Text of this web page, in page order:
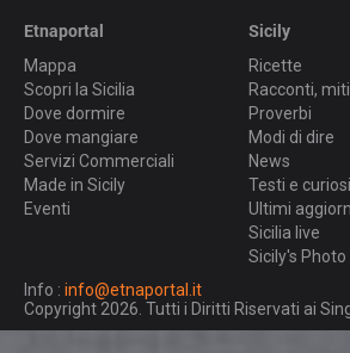
Etnaportal
Mappa
Scopri la Sicilia
Dove dormire
Dove mangiare
Servizi Commerciali
Made in Sicily
Eventi
Sicily
Ricette
Racconti,
Proverbi
Modi di dire
News
Testi e
Ultimi
Sicilia live
Sicily's Photo
Info : info@etnaportal.it
Copyright 2026. Tutti i Diritti Riservati ai